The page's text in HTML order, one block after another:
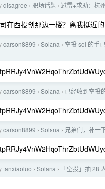
disagree › 职场话题 › 避雷+求助：杭
在西投创那边十楼？离我挺近的
carson8899 › Solana › 空投 sol 的手
carson8899 › Solana › 已经收到空投
carson8899 › Solana › 兄弟们，补一
tanxiaoluo › Solana › 「空投」抽 28